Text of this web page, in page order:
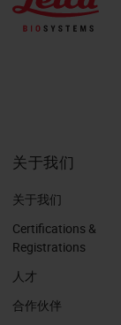
关于我们
关于我们
Certifications &
Registrations
人才
合作伙伴